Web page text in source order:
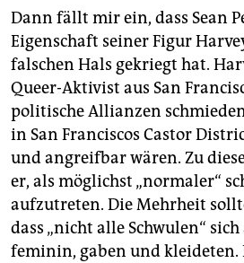
Dann fällt mir ein, dass Sean
Eigenschaft seiner Figur
falschen Hals gekriegt hat.
Queer-Aktivist aus San
politische Allianzen
in San Franciscos Castor
und angreifbar wären. Zu
er, als möglichst „normaler“
aufzutreten. Die Mehrheit
dass „nicht alle Schwulen“
feminin, gaben und